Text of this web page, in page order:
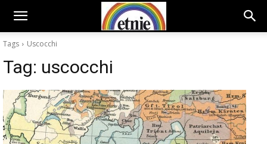
Tags Uscocchi
Tag: uscocchi